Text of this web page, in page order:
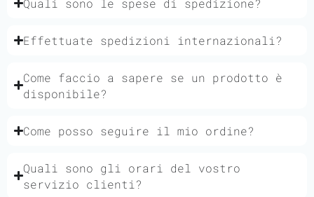
Quali sono le spese di spedizione?
Effettuate spedizioni internazionali?
Come faccio a sapere se un prodotto è
disponibile?
Come posso seguire il mio ordine?
Quali sono gli orari del vostro
servizio clienti?